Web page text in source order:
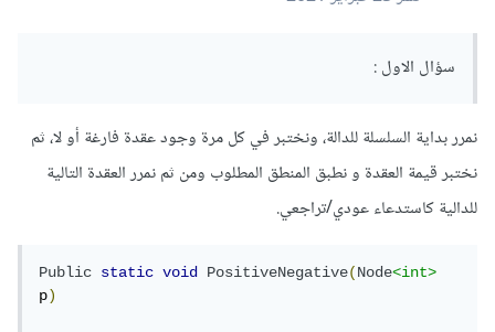
سؤال الاول :
نمرر بداية السلسلة للدالة، ونختبر في كل مرة وجود عقدة فارغة أو لا، ثم
نختبر قيمة العقدة و نطبق المنطق المطلوب ومن ثم نمرر العقدة التالية
للدالية كاستدعاء عودي/تراجعي.
Public static void PositiveNegative(Node<int>
p)